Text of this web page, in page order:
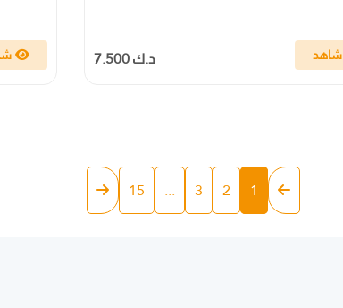
د.ك 7.500 شاهد
1
2
3
...
15